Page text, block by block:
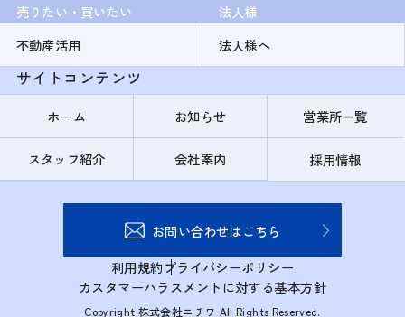
売りたい・買いたい
不動産活用
法人様
法人様へ
サイトコンテンツ
ホーム お知らせ 営業所一覧
スタッフ紹介 会社案内 採用情報
お問い合わせはこちら
利用規約プライバシーポリシー
カスタマーハラスメントに対する基本方針
Copyright 株式会社ニチワ All Rights Reserved.